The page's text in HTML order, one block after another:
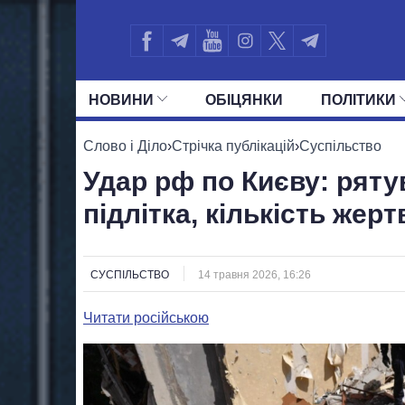
НОВИНИ ОБIЦЯНКИ ПОЛIТИКИ
УСІ ПОЛІТИКИ ПРЕЗИДЕНТ І ОФІС
Слово і Діло›Стрічка публікацій›Суспільство
Удар рф по Києву:
підлітка, кількість
СУСПІЛЬСТВО 14 травня 2026, 16:26
Читати російською